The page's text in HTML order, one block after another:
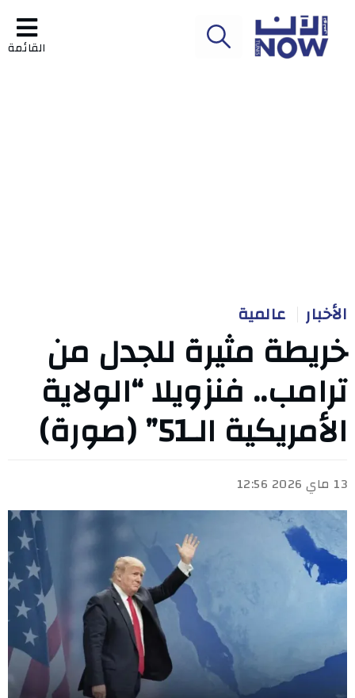
القائمة
الأخبار عالمية
خريطة مثيرة للجدل من
ترامب.. فنزويلا “الولاية
الأمريكية الـ51” (صورة)
13 ماي 2026 12:56